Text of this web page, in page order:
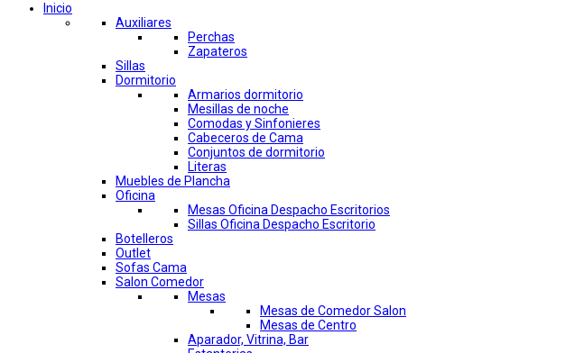
Inicio
Auxiliares
Perchas
Zapateros
Sillas
Dormitorio
Armarios dormitorio
Mesillas de noche
Comodas y Sinfonieres
Cabeceros de Cama
Conjuntos de dormitorio
Literas
Muebles de Plancha
Oficina
Mesas Oficina Despacho Escritorios
Sillas Oficina Despacho Escritorio
Botelleros
Outlet
Sofas Cama
Salon Comedor
Mesas
Mesas de Comedor Salon
Mesas de Centro
Aparador, Vitrina, Bar